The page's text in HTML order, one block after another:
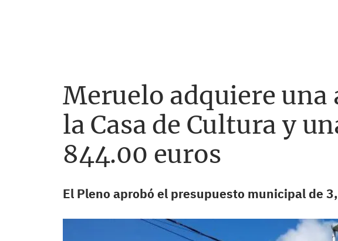
Meruelo adquiere
la Casa de Cultura y
844.00 euros
El Pleno aprobó el presupuesto municipal de